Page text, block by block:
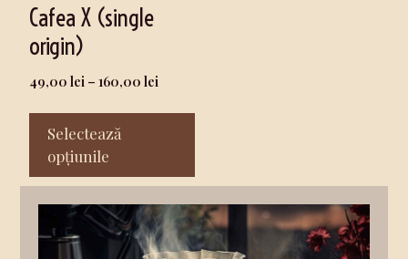
Cafea X (single
origin)
49,00lei – 160,00lei
Selectează
opțiunile